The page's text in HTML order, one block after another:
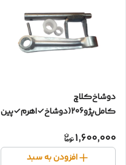
دوشاخ‌کلاچ
کامل‌پژو206(دوشاخ✓اهرم✓پین✓بوش✓)تیپ۲
1,600,000
افزودن به سبد